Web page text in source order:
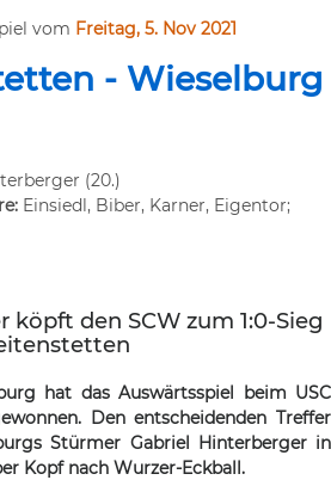
vom Freitag, 5. Nov 2021
- Wieselburg
(20.)
Einsiedl, Biber, Karner, Eigentor;
köpft den SCW zum 1:0-Sieg
hat das Auswärtsspiel beim USC
Den entscheidenden Treffer
Stürmer Gabriel Hinterberger in
Kopf nach Wurzer-Eckball.